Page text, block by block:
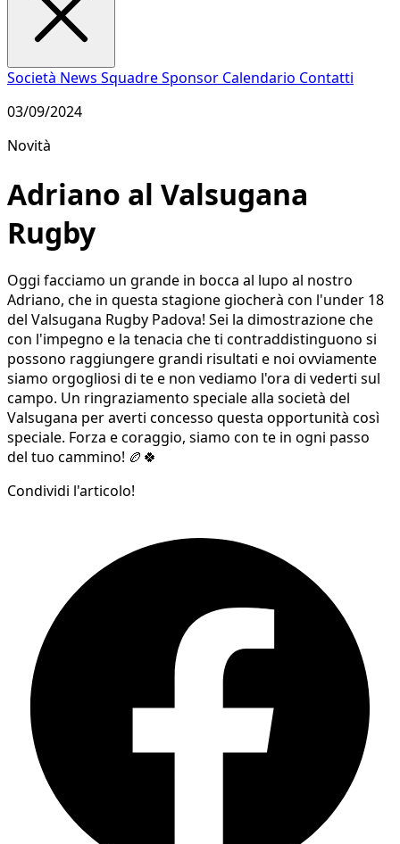
Società News SquadreSponsor Calendario Contatti
03/09/2024
Novità
Adriano al Valsugana
Rugby
Oggi facciamo un grande in bocca al lupo al nostro
Adriano, che in questa stagione giocherà con l'under 18
del Valsugana Rugby Padova! Sei la dimostrazione che
con l'impegno e la tenacia che ti contraddistinguono si
possono raggiungere grandi risultati e noi ovviamente
siamo orgogliosi di te e non vediamo l'ora di vederti sul
campo. Un ringraziamento speciale alla società del
Valsugana per averti concesso questa opportunità così
speciale. Forza e coraggio, siamo con te in ogni passo
del tuo cammino! 🏉🍀
Condividi l'articolo!